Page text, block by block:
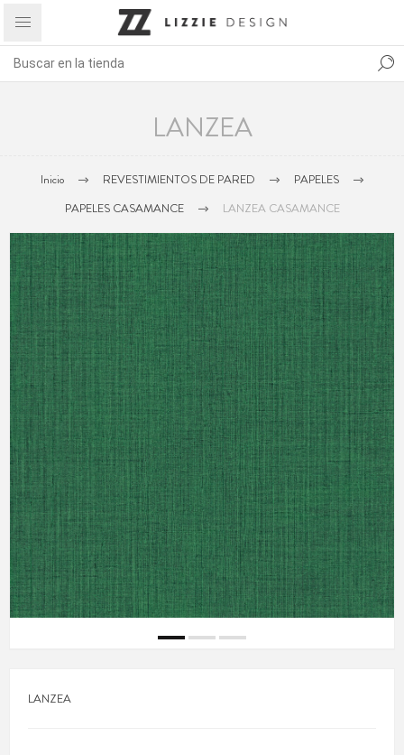
LANZEA
Inicio REVESTIMIENTOS DE PARED
PAPELES
PAPELES CASAMANCE
LANZEA CASAMANCE
LANZEA